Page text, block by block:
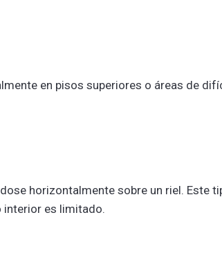
en pisos superiores o áreas de
horizontalmente sobre un riel. Este
interior es limitado.